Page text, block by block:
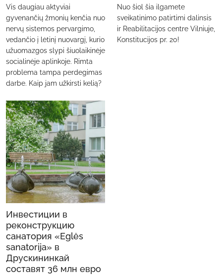
Vis daugiau aktyviai
gyvenančių žmonių kenčia nuo
nervų sistemos pervargimo,
vedančio į lėtinį nuovargį, kurio
užuomazgos slypi šiuolaikinėje
socialinėje aplinkoje. Rimta
problema tampa perdegimas
darbe. Kaip jam užkirsti kelią?
Nuo šiol šia ilgamete
sveikatinimo patirtimi dalinsis
ir Reabilitacijos centre Vilniuje,
Konstitucijos pr. 20!
Инвестиции в
реконструкцию
санатория «Eglės
sanatorijа» в
Друскининкай
составят 36 млн евро